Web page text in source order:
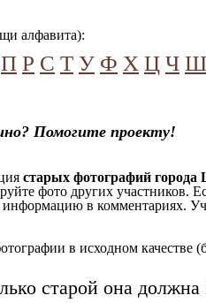
алфавита):
П Р С Т У Ф Х Ц Ч Ш
Помогите проекту!
старых фотографий города
фото других участников.
в комментариях.
в исходном качестве
старой она должна